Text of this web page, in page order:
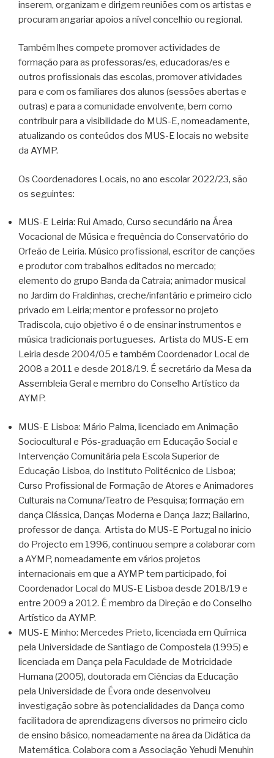
inserem, organizam e dirigem reuniões com os artistas e
procuram angariar apoios a nível concelhio ou regional.
Também lhes compete promover actividades de
formação para as professoras/es, educadoras/es e
outros profissionais das escolas, promover atividades
para e com os familiares dos alunos (sessões abertas e
outras) e para a comunidade envolvente, bem como
contribuir para a visibilidade do MUS-E, nomeadamente,
atualizando os conteúdos dos MUS-E locais no website
da AYMP.
Os Coordenadores Locais, no ano escolar 2022/23, são
os seguintes:
MUS-E Leiria: Rui Amado, Curso secundário na Área
Vocacional de Música e frequência do Conservatório do
Orfeão de Leiria. Músico profissional, escritor de canções
e produtor com trabalhos editados no mercado;
elemento do grupo Banda da Catraia; animador musical
no Jardim do Fraldinhas, creche/infantário e primeiro ciclo
privado em Leiria; mentor e professor no projeto
Tradiscola, cujo objetivo é o de ensinar instrumentos e
música tradicionais portugueses. Artista do MUS-E em
Leiria desde 2004/05 e também Coordenador Local de
2008 a 2011 e desde 2018/19. É secretário da Mesa da
Assembleia Geral e membro do Conselho Artístico da
AYMP.
MUS-E Lisboa: Mário Palma, licenciado em Animação
Sociocultural e Pós-graduação em Educação Social e
Intervenção Comunitária pela Escola Superior de
Educação Lisboa, do Instituto Politécnico de Lisboa;
Curso Profissional de Formação de Atores e Animadores
Culturais na Comuna/Teatro de Pesquisa; formação em
dança Clássica, Danças Moderna e Dança Jazz; Bailarino,
professor de dança. Artista do MUS-E Portugal no inicio
do Projecto em 1996, continuou sempre a colaborar com
a AYMP, nomeadamente em vários projetos
internacionais em que a AYMP tem participado, foi
Coordenador Local do MUS-E Lisboa desde 2018/19 e
entre 2009 a 2012. É membro da Direção e do Conselho
Artístico da AYMP.
MUS-E Minho: Mercedes Prieto, licenciada em Química
pela Universidade de Santiago de Compostela (1995) e
licenciada em Dança pela Faculdade de Motricidade
Humana (2005), doutorada em Ciências da Educação
pela Universidade de Évora onde desenvolveu
investigação sobre às potencialidades da Dança como
facilitadora de aprendizagens diversos no primeiro ciclo
de ensino básico, nomeadamente na área da Didática da
Matemática. Colabora com a Associação Yehudi Menuhin